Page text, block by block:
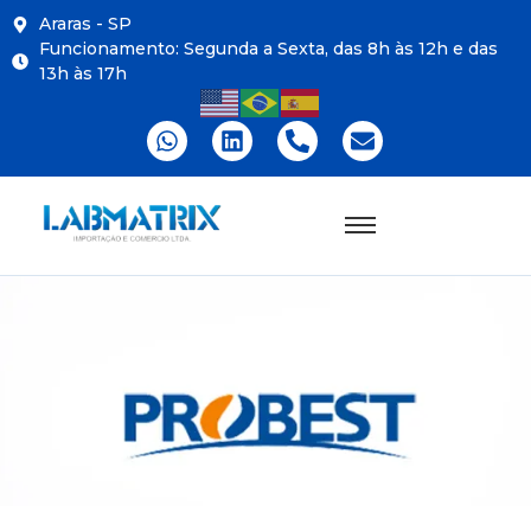
Araras - SP
Funcionamento: Segunda a Sexta, das 8h às 12h e das
13h às 17h